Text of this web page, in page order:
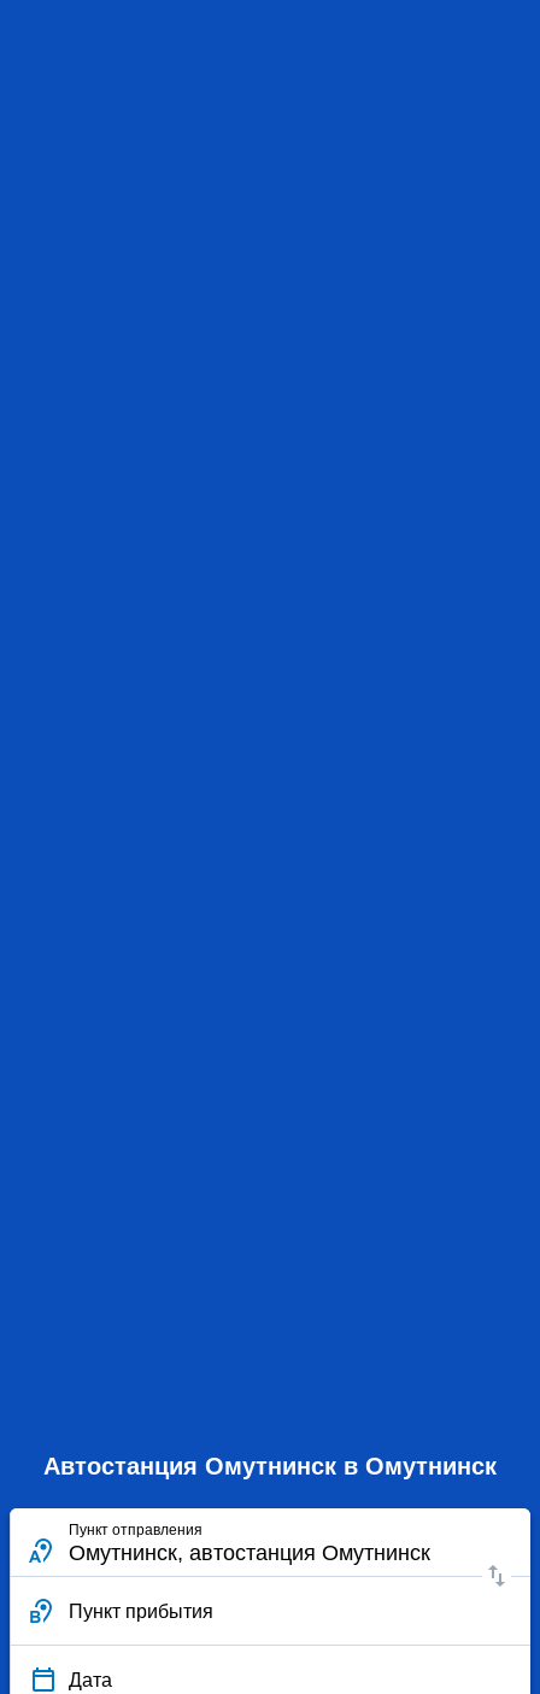
Автостанция Омутнинск в Омутнинск
Пункт отправления
Пункт прибытия
Дата